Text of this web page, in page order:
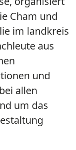
Cham und
im landkreis
aus
und
allen
um das